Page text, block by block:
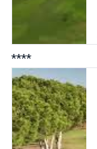
****